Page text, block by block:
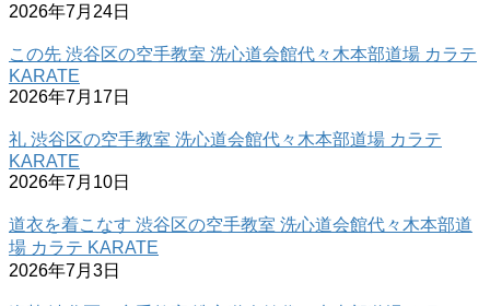
2026年7月24日
この先 渋谷区の空手教室 洗心道会館代々木本部道場 カラテ
KARATE
2026年7月17日
礼 渋谷区の空手教室 洗心道会館代々木本部道場 カラテ
KARATE
2026年7月10日
道衣を着こなす 渋谷区の空手教室 洗心道会館代々木本部道
場 カラテ KARATE
2026年7月3日